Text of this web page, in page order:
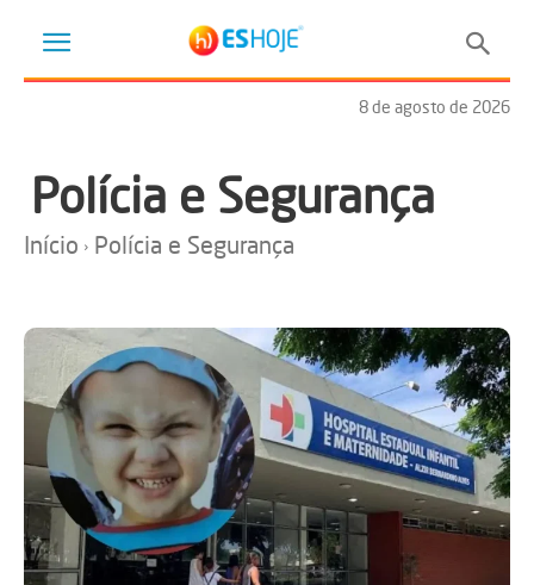
8 de agosto de 2026
Polícia e Segurança
Início Polícia e Segurança